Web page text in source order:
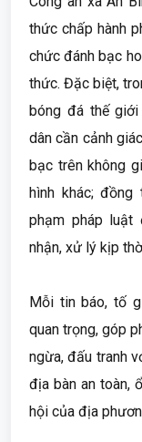
thức chấp hành
chức đánh bạc
thức. Đặc biệt,
bóng đá thế
dân cần cảnh
bạc trên không
hình khác;
phạm pháp luật
nhận, xử lý kịp
Mỗi tin báo, tố
quan trọng, góp
ngừa, đấu tranh
địa bàn an toàn,
hội của địa